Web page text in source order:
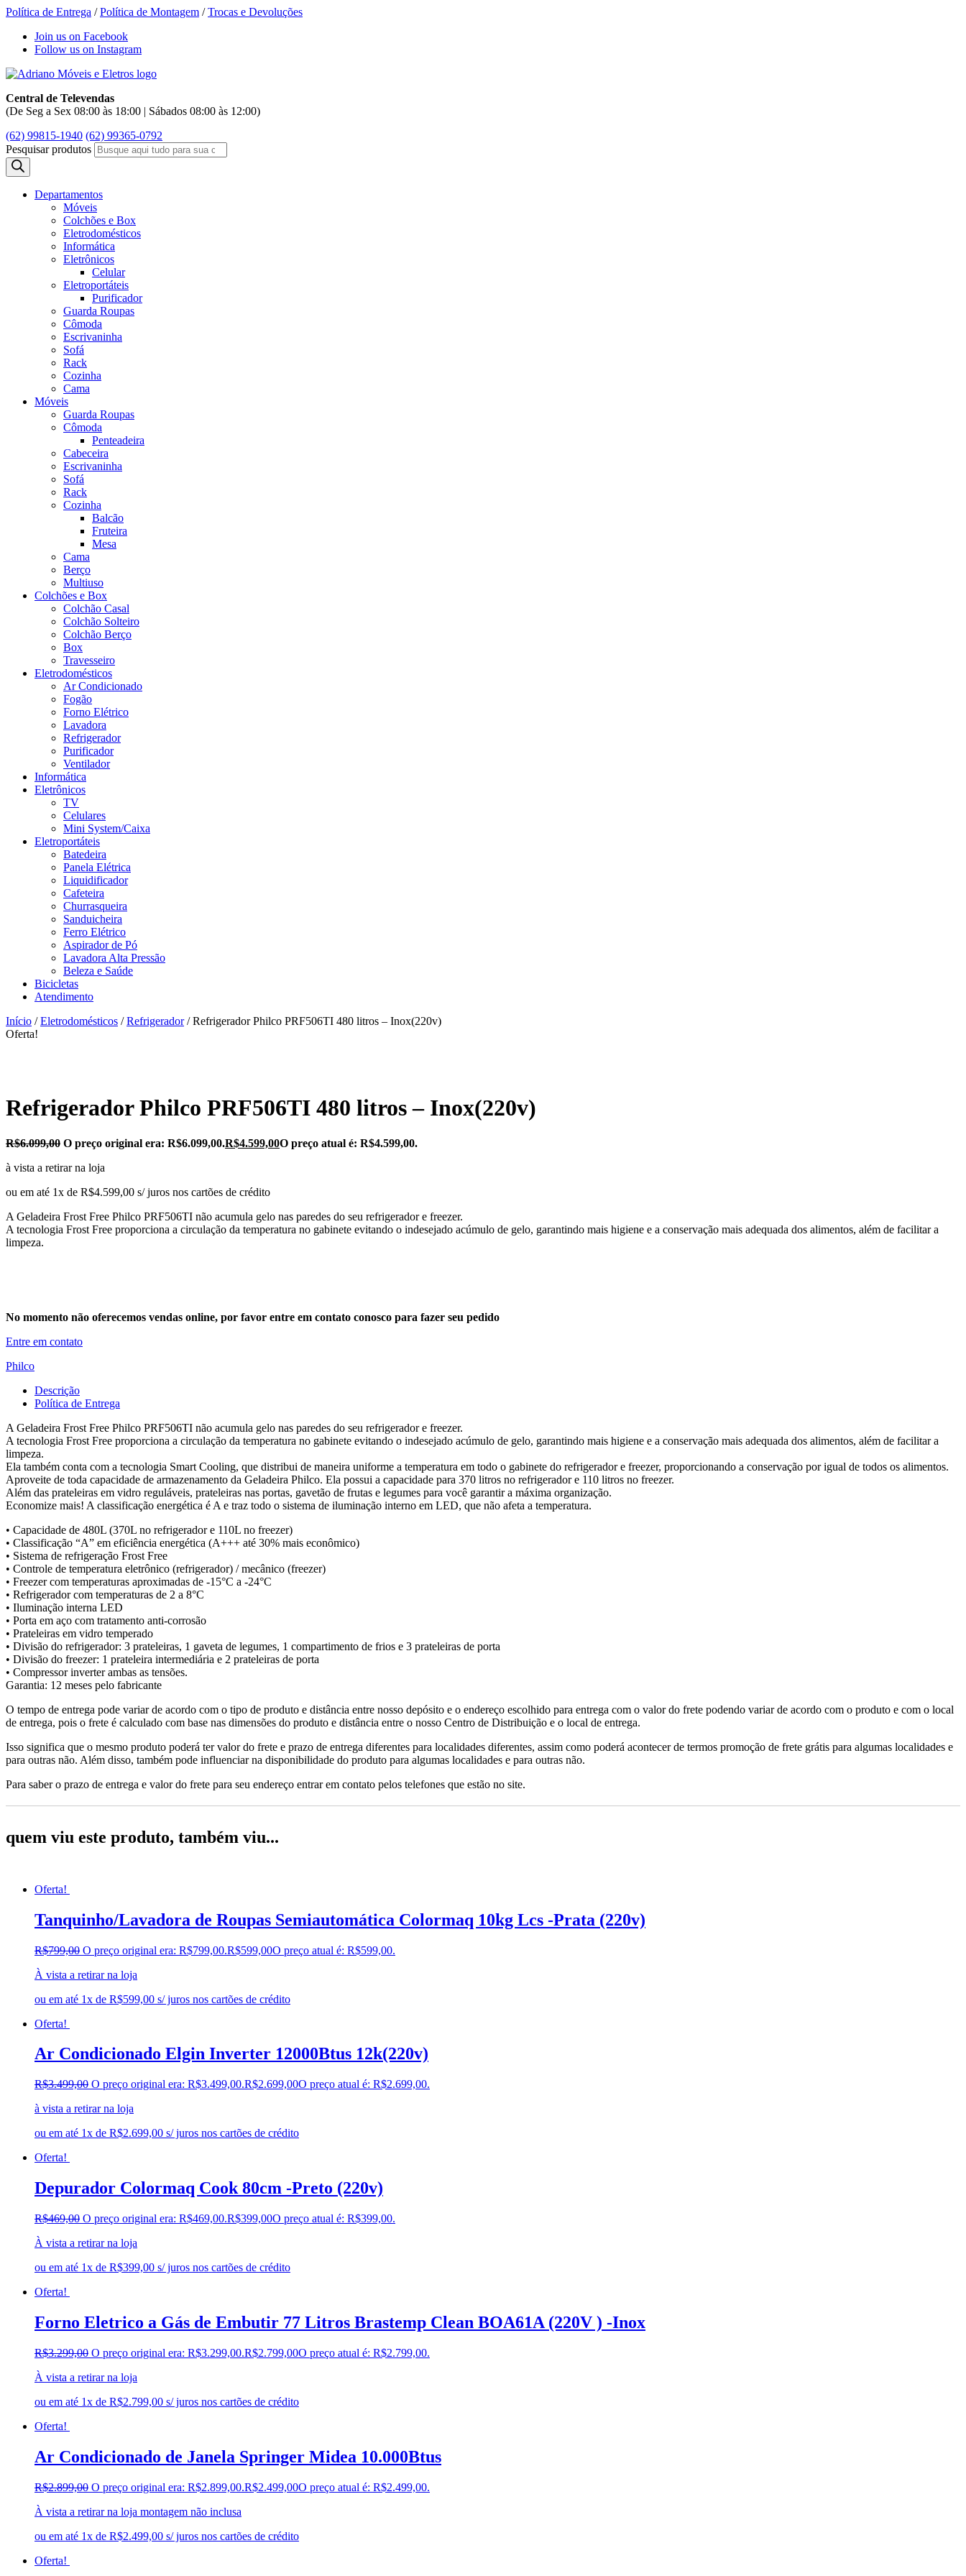
Política de Entrega /Política de Montagem /Trocas e Devoluções
Join us on Facebook
Follow us on Instagram
Central de Televendas
(De Seg a Sex 08:00 às 18:00 | Sábados 08:00 às 12:00)
(62) 99815-1940 (62) 99365-0792
Pesquisar produtos
Departamentos
Móveis
Colchões e Box
Eletrodomésticos
Informática
Eletrônicos
Celular
Eletroportáteis
Purificador
Guarda Roupas
Cômoda
Escrivaninha
Sofá
Rack
Cozinha
Cama
Móveis
Guarda Roupas
Cômoda
Penteadeira
Cabeceira
Escrivaninha
Sofá
Rack
Cozinha
Balcão
Fruteira
Mesa
Cama
Berço
Multiuso
Colchões e Box
Colchão Casal
Colchão Solteiro
Colchão Berço
Box
Travesseiro
Eletrodomésticos
Ar Condicionado
Fogão
Forno Elétrico
Lavadora
Refrigerador
Purificador
Ventilador
Informática
Eletrônicos
TV
Celulares
Mini System/Caixa
Eletroportáteis
Batedeira
Panela Elétrica
Liquidificador
Cafeteira
Churrasqueira
Sanduicheira
Ferro Elétrico
Aspirador de Pó
Lavadora Alta Pressão
Beleza e Saúde
Bicicletas
Atendimento
Início /Eletrodomésticos /Refrigerador/ Refrigerador Philco PRF506TI 480 litros – Inox(220v)
Oferta!
Refrigerador Philco PRF506TI 480 litros – Inox(220v)
R$6.099,00 O preço original era: R$6.099,00.R$4.599,00O preço atual é: R$4.599,00.
à vista a retirar na loja
ou em até 1x de R$4.599,00 s/ juros nos cartões de crédito
A Geladeira Frost Free Philco PRF506TI não acumula gelo nas paredes do seu refrigerador e freezer.
A tecnologia Frost Free proporciona a circulação da temperatura no gabinete evitando o indesejado acúmulo de gelo, garantindo mais higiene e a conservação mais adequada dos alimentos, além de facilitar a
limpeza.
No momento não oferecemos vendas online, por favor entre em contato conosco para fazer seu pedido
Entre em contato
Philco
Descrição
Política de Entrega
A Geladeira Frost Free Philco PRF506TI não acumula gelo nas paredes do seu refrigerador e freezer.
A tecnologia Frost Free proporciona a circulação da temperatura no gabinete evitando o indesejado acúmulo de gelo, garantindo mais higiene e a conservação mais adequada dos alimentos, além de facilitar a
limpeza.
Ela também conta com a tecnologia Smart Cooling, que distribui de maneira uniforme a temperatura em todo o gabinete do refrigerador e freezer, proporcionando a conservação por igual de todos os alimentos.
Aproveite de toda capacidade de armazenamento da Geladeira Philco. Ela possui a capacidade para 370 litros no refrigerador e 110 litros no freezer.
Além das prateleiras em vidro reguláveis, prateleiras nas portas, gavetão de frutas e legumes para você garantir a máxima organização.
Economize mais! A classificação energética é A e traz todo o sistema de iluminação interno em LED, que não afeta a temperatura.
• Capacidade de 480L (370L no refrigerador e 110L no freezer)
• Classificação “A” em eficiência energética (A+++ até 30% mais econômico)
• Sistema de refrigeração Frost Free
• Controle de temperatura eletrônico (refrigerador) / mecânico (freezer)
• Freezer com temperaturas aproximadas de -15°C a -24°C
• Refrigerador com temperaturas de 2 a 8°C
• Iluminação interna LED
• Porta em aço com tratamento anti-corrosão
• Prateleiras em vidro temperado
• Divisão do refrigerador: 3 prateleiras, 1 gaveta de legumes, 1 compartimento de frios e 3 prateleiras de porta
• Divisão do freezer: 1 prateleira intermediária e 2 prateleiras de porta
• Compressor inverter ambas as tensões.
Garantia: 12 meses pelo fabricante
O tempo de entrega pode variar de acordo com o tipo de produto e distância entre nosso depósito e o endereço escolhido para entrega com o valor do frete podendo variar de acordo com o produto e com o local
de entrega, pois o frete é calculado com base nas dimensões do produto e distância entre o nosso Centro de Distribuição e o local de entrega.
Isso significa que o mesmo produto poderá ter valor do frete e prazo de entrega diferentes para localidades diferentes, assim como poderá acontecer de termos promoção de frete grátis para algumas localidades e
para outras não. Além disso, também pode influenciar na disponibilidade do produto para algumas localidades e para outras não.
Para saber o prazo de entrega e valor do frete para seu endereço entrar em contato pelos telefones que estão no site.
quem viu este produto, também viu...
Oferta!
Tanquinho/Lavadora de Roupas Semiautomática Colormaq 10kg Lcs -Prata (220v)
R$799,00 O preço original era: R$799,00.R$599,00O preço atual é: R$599,00.
À vista a retirar na loja
ou em até 1x de R$599,00 s/ juros nos cartões de crédito
Oferta!
Ar Condicionado Elgin Inverter 12000Btus 12k(220v)
R$3.499,00 O preço original era: R$3.499,00.R$2.699,00O preço atual é: R$2.699,00.
à vista a retirar na loja
ou em até 1x de R$2.699,00 s/ juros nos cartões de crédito
Oferta!
Depurador Colormaq Cook 80cm -Preto (220v)
R$469,00 O preço original era: R$469,00.R$399,00O preço atual é: R$399,00.
À vista a retirar na loja
ou em até 1x de R$399,00 s/ juros nos cartões de crédito
Oferta!
Forno Eletrico a Gás de Embutir 77 Litros Brastemp Clean BOA61A (220V ) -Inox
R$3.299,00 O preço original era: R$3.299,00.R$2.799,00O preço atual é: R$2.799,00.
À vista a retirar na loja
ou em até 1x de R$2.799,00 s/ juros nos cartões de crédito
Oferta!
Ar Condicionado de Janela Springer Midea 10.000Btus
R$2.899,00 O preço original era: R$2.899,00.R$2.499,00O preço atual é: R$2.499,00.
À vista a retirar na loja montagem não inclusa
ou em até 1x de R$2.499,00 s/ juros nos cartões de crédito
Oferta!